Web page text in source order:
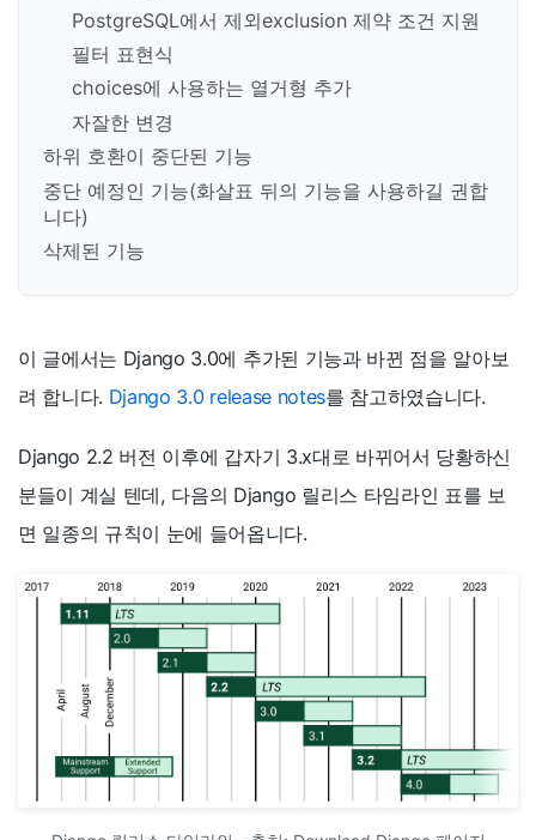
PostgreSQL에서 제외exclusion 제약 조건 지원
필터 표현식
choices에 사용하는 열거형 추가
자잘한 변경
하위 호환이 중단된 기능
중단 예정인 기능(화살표 뒤의 기능을 사용하길 권합
니다)
삭제된 기능
이 글에서는 Django 3.0에 추가된 기능과 바뀐 점을 알아보
려 합니다. Django 3.0 release notes를 참고하였습니다.
Django 2.2 버전 이후에 갑자기 3.x대로 바뀌어서 당황하신
분들이 계실 텐데, 다음의 Django 릴리스 타임라인 표를 보
면 일종의 규칙이 눈에 들어옵니다.